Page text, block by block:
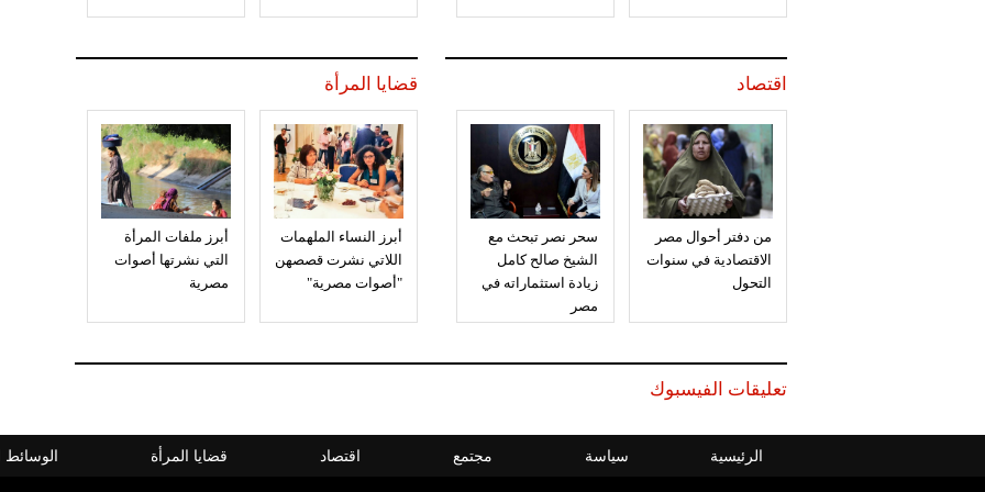
اقتصاد
من دفتر أحوال مصر
الاقتصادية في سنوات
التحول
سحر نصر تبحث مع
الشيخ صالح كامل
زيادة استثماراته في
مصر
قضايا المرأة
أبرز النساء الملهمات
اللاتي نشرت قصصهن
"أصوات مصرية"
أبرز ملفات المرأة
التي نشرتها أصوات
مصرية
تعليقات الفيسبوك
الرئيسية سياسة مجتمع اقتصاد قضايا المرأة الوسائط